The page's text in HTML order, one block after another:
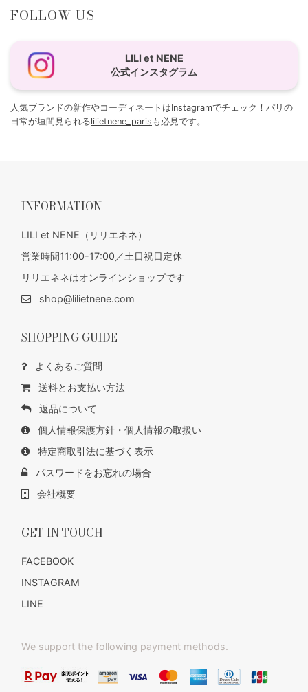
FOLLOW US
LILI et NENE
公式インスタグラム
人気ブランドの新作やコーディネートはInstagramでチェック！パリの
日常が垣間見られるlilietnene_paris も必見です。
INFORMATION
LILI et NENE（リリエネネ）
営業時間11:00-17:00／土日祝日定休
リリエネネはオンラインショップです
shop@lilietnene.com
SHOPPING GUIDE
よくあるご質問
送料とお支払い方法
返品について
個人情報保護方針・個人情報の取扱い
特定商取引法に基づく表示
パスワードをお忘れの場合
会社概要
GET IN TOUCH
FACEBOOK
INSTAGRAM
LINE
We support the following payment methods.